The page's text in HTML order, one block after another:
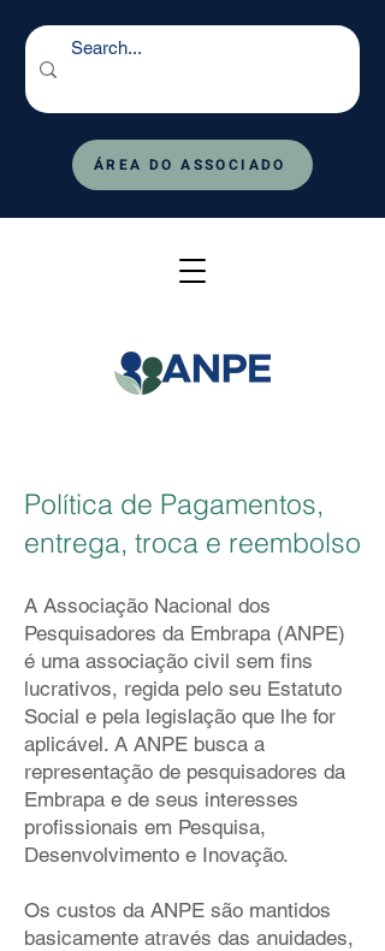
ÁREA DO ASSOCIADO
Política de Pagamentos,
entrega, troca e reembolso
A Associação Nacional dos
Pesquisadores da Embrapa (ANPE)
é uma associação civil sem fins
lucrativos, regida pelo seu Estatuto
Social e pela legislação que lhe for
aplicável. A ANPE busca a
representação de pesquisadores da
Embrapa e de seus interesses
profissionais em Pesquisa,
Desenvolvimento e Inovação.
Os custos da ANPE são mantidos
basicamente através das anuidades,